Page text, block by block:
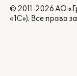
© 2011-2026 АО
«1С»). Все права